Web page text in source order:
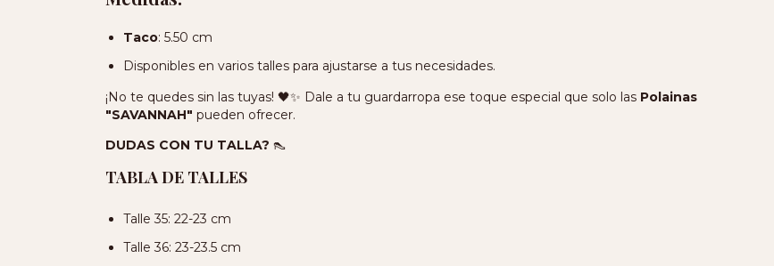
Taco: 5.50 cm
Disponibles en varios talles para ajustarse a tus necesidades.
¡No te quedes sin las tuyas! 🖤✨ Dale a tu guardarropa ese toque especial que solo las Polainas
"SAVANNAH" pueden ofrecer.
DUDAS CON TU TALLA? 👠
TABLA DE TALLES
Talle 35: 22-23 cm
Talle 36: 23-23.5 cm